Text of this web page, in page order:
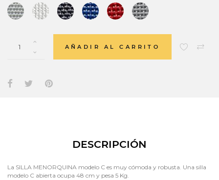
AÑADIR AL CARRITO
DESCRIPCIÓN
La SILLA MENORQUINA modelo C es muy cómoda y robusta. Una silla
modelo C abierta ocupa 48 cm y pesa 5 Kg.